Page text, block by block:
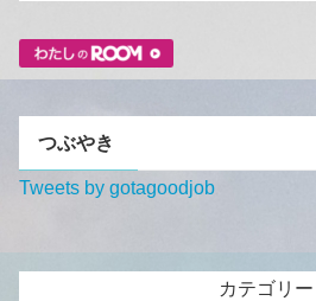
つぶやき
Tweets by gotagoodjob
カテゴリー